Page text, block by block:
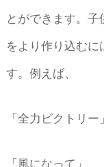
とができます。
をより作り込む
す。例えば、
「全力ビクトリー」
「風になって」